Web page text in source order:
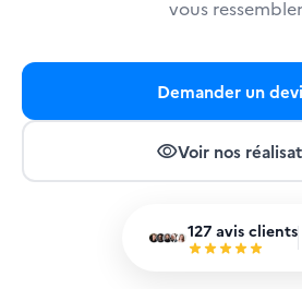
vous
Demander un
visibilityVoir nos
127 avis clients